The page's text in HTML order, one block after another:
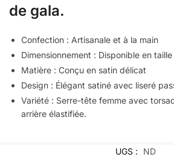
de gala.
Confection : Artisanale et à la main
Dimensionnement : Disponible en
Matière : Conçu en satin délicat
Design : Élégant satiné avec liseré
Variété : Serre-tête femme avec
arrière élastifiée.
UGS :
ND